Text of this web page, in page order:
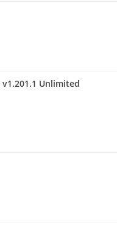
v1.201.1 Unlimited